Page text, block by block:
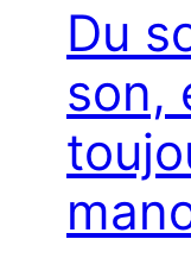
Du
son,